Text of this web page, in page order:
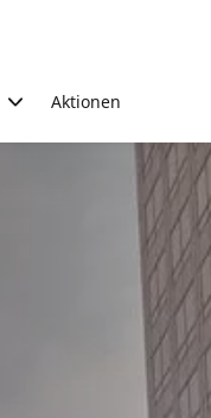
Aktionen